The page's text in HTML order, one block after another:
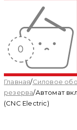
Главная/Силовое
резерва/Автомат
(CNC Electric)